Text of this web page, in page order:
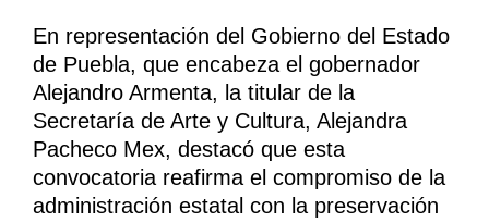
En representación del Gobierno del Estado
de Puebla, que encabeza el gobernador
Alejandro Armenta, la titular de la
Secretaría de Arte y Cultura, Alejandra
Pacheco Mex, destacó que esta
convocatoria reafirma el compromiso de la
administración estatal con la preservación